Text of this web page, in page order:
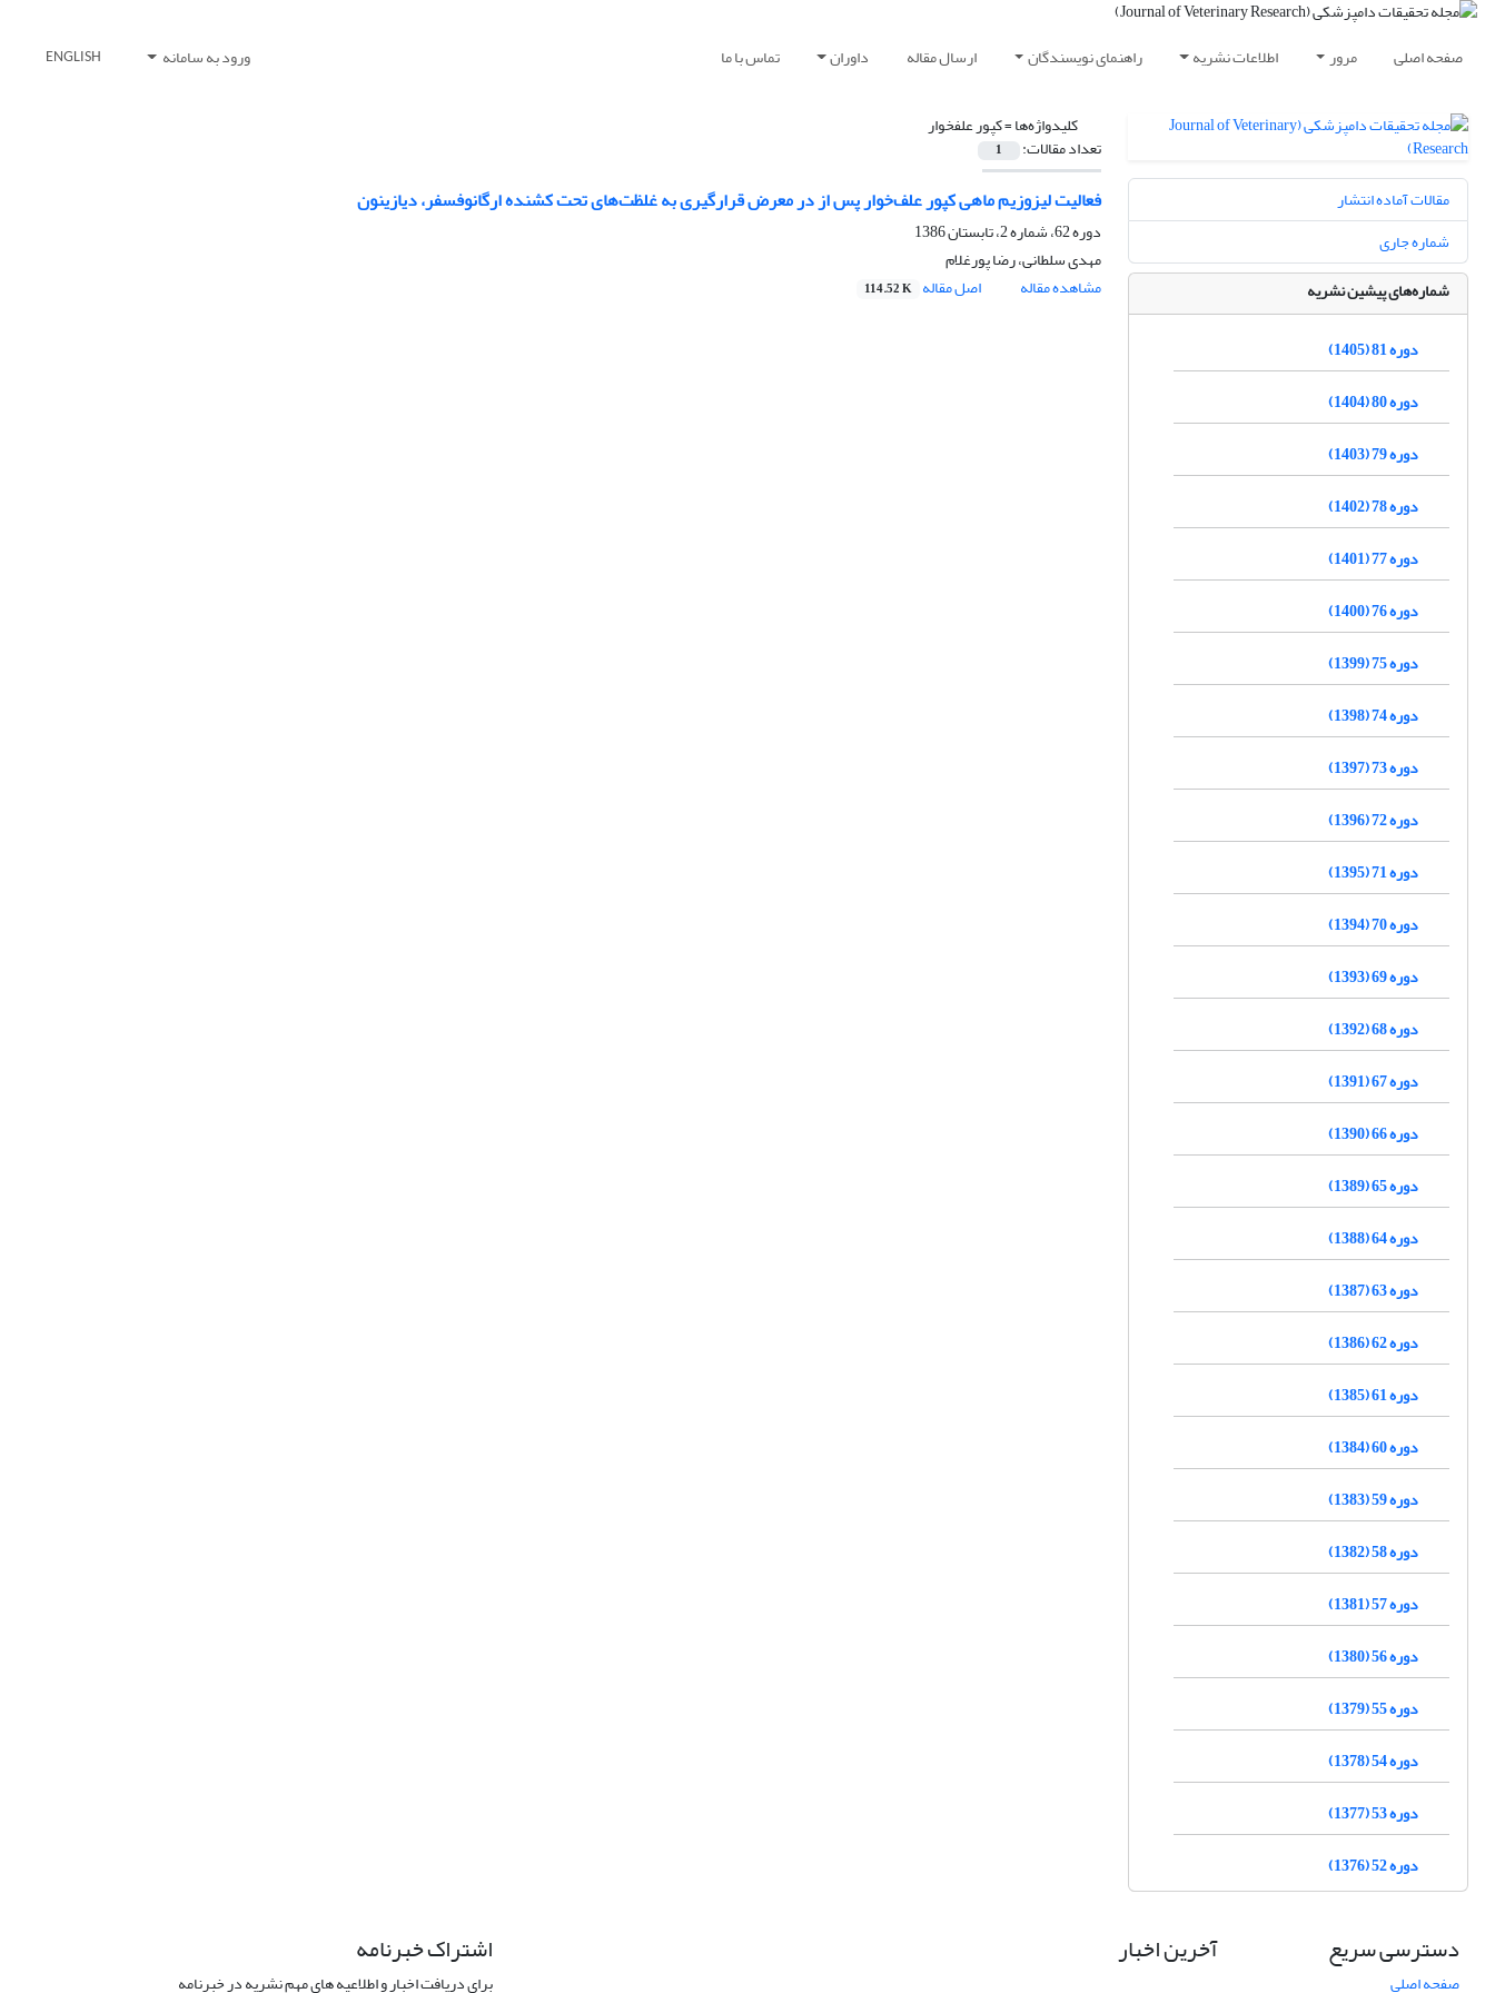
صفحه اصلی مرور اطلاعات نشریه راهنمای نویسندگان ارسال مقاله داوران تماس با ما ورود به سامانه ENGLISH
کلیدواژه‌ها =کپور علفخوار
تعداد مقالات: 1
فعالیت لیزوزیم ماهی کپور علف‌‌خوار پس از در معرض قرارگیری به غلظت‌های تحت کشنده ارگانوفسفر، دیازینون
دوره 62، شماره 2، تابستان 1386
مهدی سلطانی، رضا پورغلام
مشاهده مقاله
اصل مقاله 114.52 K
مقالات آماده انتشار
شماره جاری
شماره‌های پیشین نشریه
دوره 81 (1405)
دوره 80 (1404)
دوره 79 (1403)
دوره 78 (1402)
دوره 77 (1401)
دوره 76 (1400)
دوره 75 (1399)
دوره 74 (1398)
دوره 73 (1397)
دوره 72 (1396)
دوره 71 (1395)
دوره 70 (1394)
دوره 69 (1393)
دوره 68 (1392)
دوره 67 (1391)
دوره 66 (1390)
دوره 65 (1389)
دوره 64 (1388)
دوره 63 (1387)
دوره 62 (1386)
دوره 61 (1385)
دوره 60 (1384)
دوره 59 (1383)
دوره 58 (1382)
دوره 57 (1381)
دوره 56 (1380)
دوره 55 (1379)
دوره 54 (1378)
دوره 53 (1377)
دوره 52 (1376)
دسترسی سریع
صفحه اصلی
آخرین اخبار اشتراک خبرنامه
برای دریافت اخبار و اطلاعیه های مهم نشریه در خبرنامه